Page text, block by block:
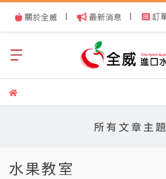
| |
所有文章主題
水果教室